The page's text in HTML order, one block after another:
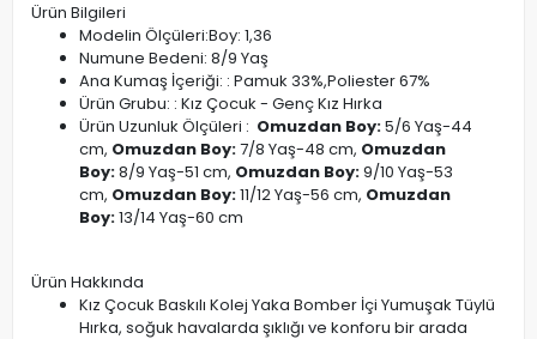
Ürün Bilgileri
Modelin Ölçüleri:Boy: 1,36
Numune Bedeni: 8/9 Yaş
Ana Kumaş İçeriği: : Pamuk 33%,Poliester 67%
Ürün Grubu: : Kız Çocuk - Genç Kız Hırka
Ürün Uzunluk Ölçüleri : Omuzdan Boy:5/6 Yaş-44
cm, Omuzdan Boy:7/8 Yaş-48 cm, Omuzdan
Boy:8/9 Yaş-51 cm, Omuzdan Boy:9/10 Yaş-53
cm, Omuzdan Boy:11/12 Yaş-56 cm, Omuzdan
Boy:13/14 Yaş-60 cm
Ürün Hakkında
Kız Çocuk Baskılı Kolej Yaka Bomber İçi Yumuşak Tüylü
Hırka, soğuk havalarda şıklığı ve konforu bir arada